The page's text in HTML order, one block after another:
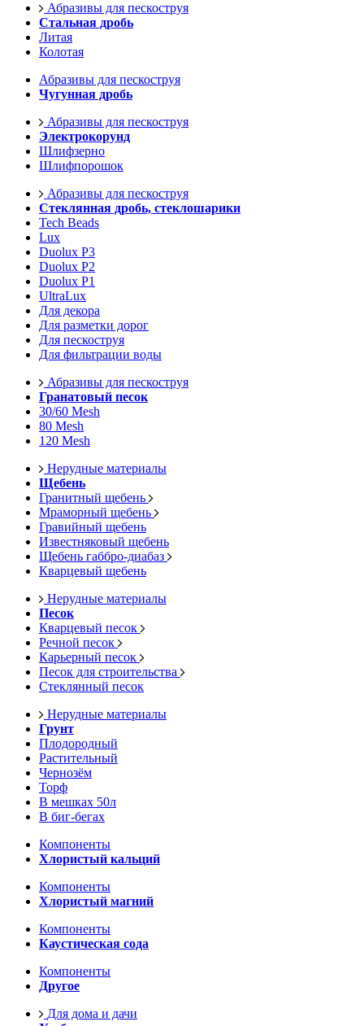
Абразивы для пескоструя
Стальная дробь
Литая
Колотая
Абразивы для пескоструя
Чугунная дробь
Абразивы для пескоструя
Электрокорунд
Шлифзерно
Шлифпорошок
Абразивы для пескоструя
Стеклянная дробь, стеклошарики
Tech Beads
Lux
Duolux P3
Duolux P2
Duolux P1
UltraLux
Для декора
Для разметки дорог
Для пескоструя
Для фильтрации воды
Абразивы для пескоструя
Гранатовый песок
30/60 Mesh
80 Mesh
120 Mesh
Нерудные материалы
Щебень
Гранитный щебень
Мраморный щебень
Гравийный щебень
Известняковый щебень
Щебень габбро-диабаз
Кварцевый щебень
Нерудные материалы
Песок
Кварцевый песок
Речной песок
Карьерный песок
Песок для строительства
Стеклянный песок
Нерудные материалы
Грунт
Плодородный
Растительный
Чернозём
Торф
В мешках 50л
В биг-бегах
Компоненты
Хлористый кальций
Компоненты
Хлористый магний
Компоненты
Каустическая сода
Компоненты
Другое
Для дома и дачи